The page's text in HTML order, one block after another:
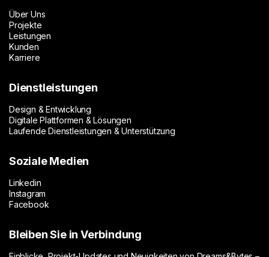
Über Uns
Projekte
Leistungen
Kunden
Karriere
Dienstleistungen
Design & Entwicklung
Digitale Plattformen & Lösungen
Laufende Dienstleistungen & Unterstützung
Soziale Medien
Linkedin
Instagram
Facebook
Bleiben Sie in Verbindung